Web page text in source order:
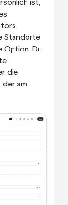
ist,
Standorte
Option. Du
die
der am